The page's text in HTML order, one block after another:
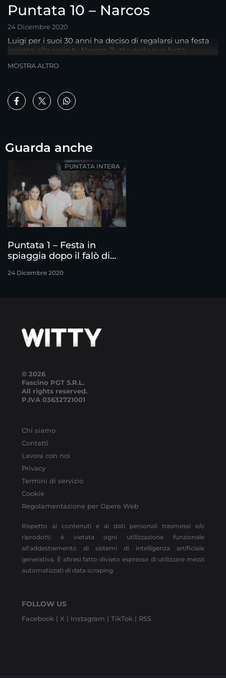
Puntata 10 – Narcos
24 Dicembre 2020
Luigi per i suoi 30 anni ha deciso di regalarsi una festa
ispirata alla serie tv Narcos. Tutto nella sua festa
dell'iconica serie: dall'allestimento della location agli
dei suoi amici, anche una malcapitata Giulia...
MOSTRA ALTRO
Guarda anche
Puntata 1 – Festa in
spiaggia dopo il falò di
24 Dicembre 2020
PUNTATA INTERA
© 2026
Fascino PGT S.R.L.
All rights reserved.
P.IVA 03632721001
Chi siamo
Contatti
Lavora con noi
Privacy
Termini di servizio
Cookie
Regolamentazione per Opere Web
Rispetto ai contenuti e ai dati personali trasmessi e/o
riprodotti è vietata ogni utilizzazione funzionale
all’addestramento di sistemi di intelligenza artificiale
generativa. È altresì fatto divieto espresso di utilizzare mezzi
automatizzati di data scraping.
FOLLOW US
Facebook | X | Instagram | TikTok | RSS